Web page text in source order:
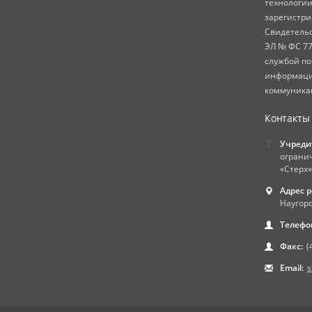
ЭЛ № ФС 77
службой
Контакты
Адрес
Факс:
Email: